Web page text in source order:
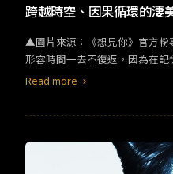
跨越時空、因果循環的淒
▲圖片來源：《想見你》官方粉專 我們常用「時間如白駒過隙
形容時間一去不復返，因為在記
「時間旅行」成為了一種最浪漫
中國大陸首播，是一部以穿越為
作家桐華的同名小說。全劇由
Read more